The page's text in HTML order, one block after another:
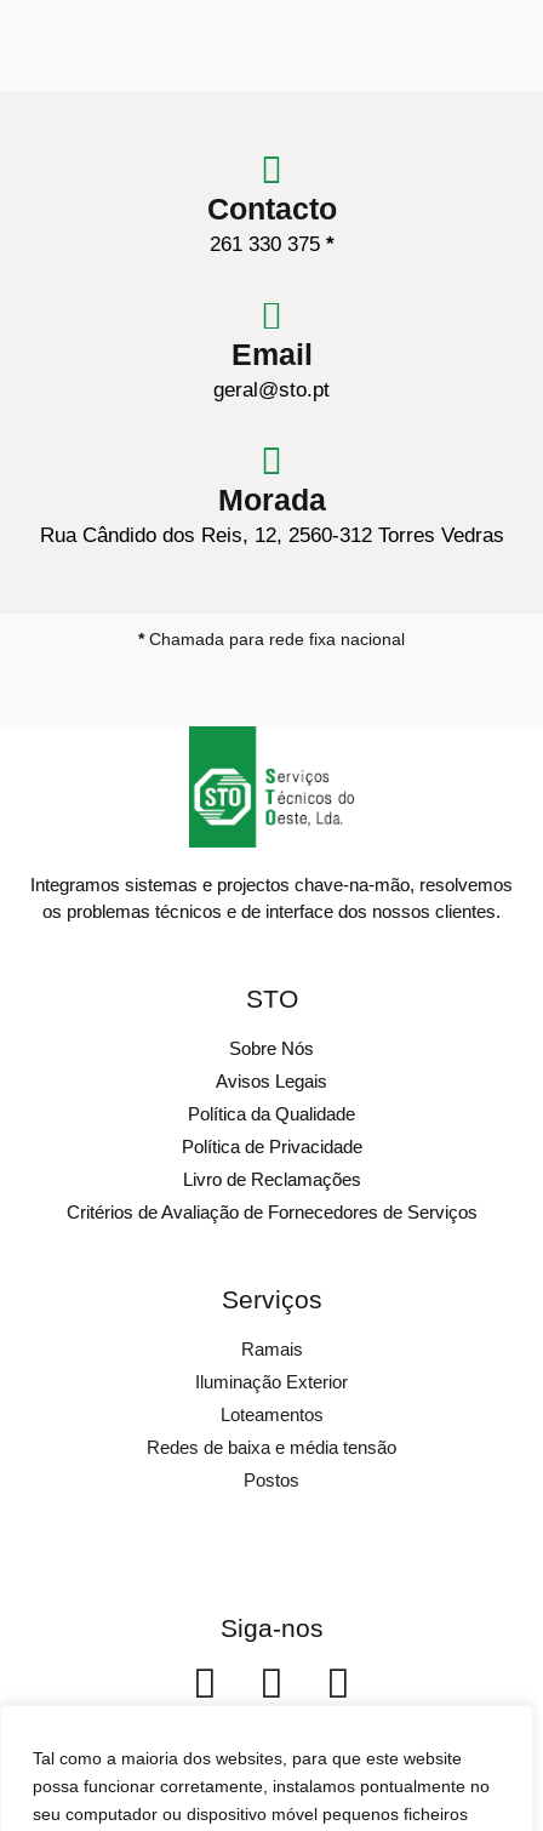
Tal como a maioria dos websites, para que este website
possa funcionar corretamente, instalamos pontualmente no
seu computador ou dispositivo móvel pequenos ficheiros
Contacto
261 330 375 *
Email
geral@sto.pt
Morada
Rua Cândido dos Reis, 12, 2560-312 Torres Vedras
*Chamada para rede fixa nacional
Integramos sistemas e projectos chave-na-mão, resolvemos
os problemas técnicos e de interface dos nossos clientes.
STO
Sobre Nós
Avisos Legais
Política da Qualidade
Política de Privacidade
Livro de Reclamações
Critérios de Avaliação de Fornecedores de Serviços
Serviços
Ramais
Iluminação Exterior
Loteamentos
Redes de baixa e média tensão
Postos
Siga-nos